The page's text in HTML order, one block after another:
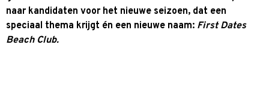
naar kandidaten voor het nieuwe seizoen, dat een
speciaal thema krijgt én een nieuwe naam: First Dates
Beach Club.